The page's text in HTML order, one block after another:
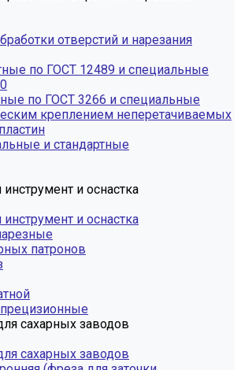
отверстий и нарезания
по ГОСТ 12489 и специальные
по ГОСТ 3266 и специальные
креплением неперетачиваемых
и стандартные
и оснастка
и оснастка
патронов
сахарных заводов
сахарных заводов